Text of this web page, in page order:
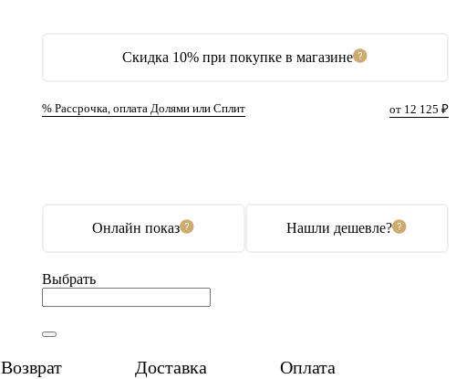
Скидка 10% при покупке в магазине
% Рассрочка, оплата Долями или Сплит от 12 125 ₽
Онлайн показ Нашли дешевле?
Выбрать
Возврат Доставка Оплата